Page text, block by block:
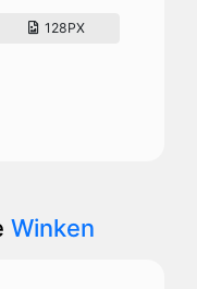
128PX
Winken